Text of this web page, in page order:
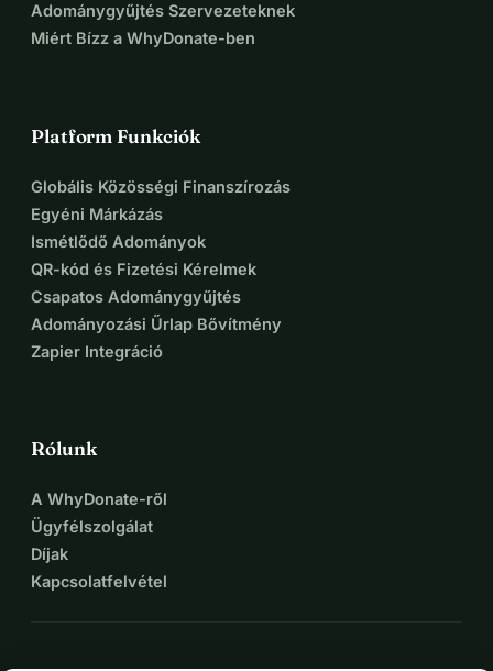
Adománygyűjtés Szervezeteknek
Miért Bízz a WhyDonate-ben
Platform Funkciók
Globális Közösségi Finanszírozás
Egyéni Márkázás
Ismétlődő Adományok
QR-kód és Fizetési Kérelmek
Csapatos Adománygyűjtés
Adományozási Űrlap Bővítmény
Zapier Integráció
Rólunk
A WhyDonate-ről
Ügyfélszolgálat
Díjak
Kapcsolatfelvétel